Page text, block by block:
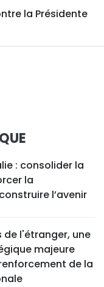
la Présidente
: consolider la
la
l’avenir
de l'étranger, une
majeure
de la